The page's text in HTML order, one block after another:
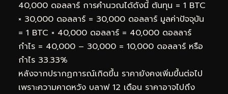
40,000 ดอลลาร์ การคำนวณได้ดังนี้ ต้นทุน = 1 BTC
× 30,000 ดอลลาร์ = 30,000 ดอลลาร์ มูลค่าปัจจุบัน
= 1 BTC × 40,000 ดอลลาร์ = 40,000 ดอลลาร์
กำไร = 40,000 – 30,000 = 10,000 ดอลลาร์ หรือ
กำไร 33.33%
หลังจากปรากฏการณ์เกิดขึ้น ราคายังคงเพิ่มขึ้นต่อไป
เพราะความคาดหวัง บลาฟ 12 เดือน ราคาอาจไปถึง